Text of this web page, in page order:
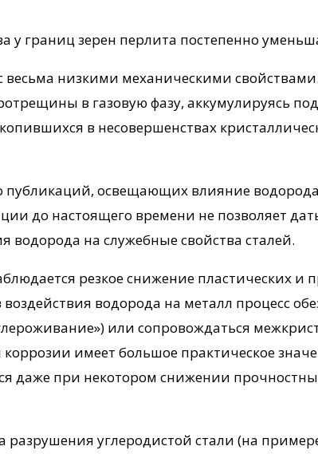
у границ зерен перлита постепенно
низкими механическими
в газовую фазу, аккумулируясь
в несовершенствах
публикаций, освещающих влияние
до настоящего времени не позволяет
на служебные свойства сталей.
резкое снижение пластических и
водорода на металл процесс
или сопровождаться
имеет большое практическое
даже при некотором снижении
углеродистой стали (на